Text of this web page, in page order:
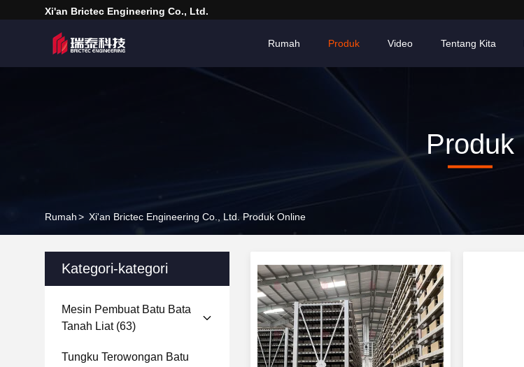
Xi'an Brictec Engineering Co., Ltd.
Rumah Produk Video Tentang Kita
Produk
Rumah> Xi'an Brictec Engineering Co., Ltd. Produk Online
Kategori-kategori
Mesin Pembuat Batu Bata
Tanah Liat(63)
Tungku Terowongan Batu